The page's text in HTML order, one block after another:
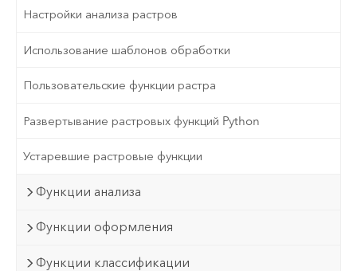
Настройки анализа растров
Использование шаблонов обработки
Пользовательские функции растра
Развертывание растровых функций Python
Устаревшие растровые функции
Функции анализа
Функции оформления
Функции классификации